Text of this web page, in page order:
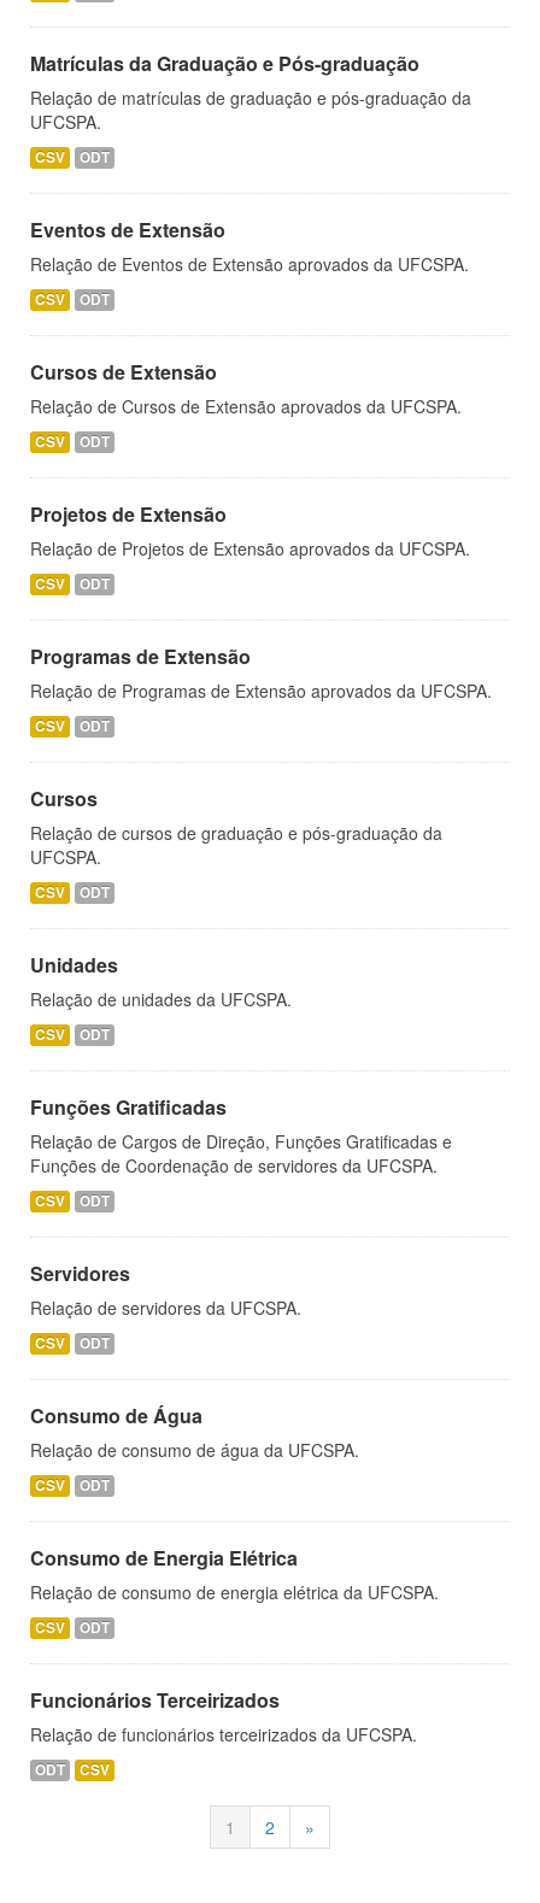
Matrículas da Graduação e Pós-graduação
Relação de matrículas de graduação e pós-graduação da
UFCSPA.
CSV ODT
Eventos de Extensão
Relação de Eventos de Extensão aprovados da UFCSPA.
CSV ODT
Cursos de Extensão
Relação de Cursos de Extensão aprovados da UFCSPA.
CSV ODT
Projetos de Extensão
Relação de Projetos de Extensão aprovados da UFCSPA.
CSV ODT
Programas de Extensão
Relação de Programas de Extensão aprovados da UFCSPA.
CSV ODT
Cursos
Relação de cursos de graduação e pós-graduação da
UFCSPA.
CSV ODT
Unidades
Relação de unidades da UFCSPA.
CSV ODT
Funções Gratificadas
Relação de Cargos de Direção, Funções Gratificadas e
Funções de Coordenação de servidores da UFCSPA.
CSV ODT
Servidores
Relação de servidores da UFCSPA.
CSV ODT
Consumo de Água
Relação de consumo de água da UFCSPA.
CSV ODT
Consumo de Energia Elétrica
Relação de consumo de energia elétrica da UFCSPA.
CSV ODT
Funcionários Terceirizados
Relação de funcionários terceirizados da UFCSPA.
ODT CSV
1 2 »